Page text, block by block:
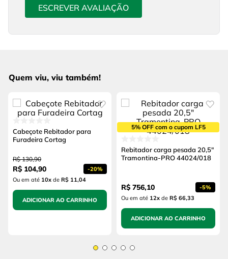
ESCREVER AVALIAÇÃO
Quem viu, viu também!
Cabeçote Rebitador para
Furadeira Cortag
R$ 130,90
R$ 104,90 -20%
Ou em até 10x de R$ 11,04
ADICIONAR AO CARRINHO
5% OFF com o cupom LF5
Rebitador carga pesada 20,5"
Tramontina-PRO 44024/018
R$ 756,10 -5%
Ou em até 12x de R$ 66,33
ADICIONAR AO CARRINHO